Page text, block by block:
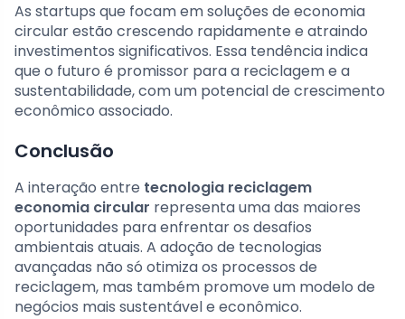
As startups que focam em soluções de economia
circular estão crescendo rapidamente e atraindo
investimentos significativos. Essa tendência indica
que o futuro é promissor para a reciclagem e a
sustentabilidade, com um potencial de crescimento
econômico associado.
Conclusão
A interação entre tecnologia reciclagem
economia circular representa uma das maiores
oportunidades para enfrentar os desafios
ambientais atuais. A adoção de tecnologias
avançadas não só otimiza os processos de
reciclagem, mas também promove um modelo de
negócios mais sustentável e econômico.